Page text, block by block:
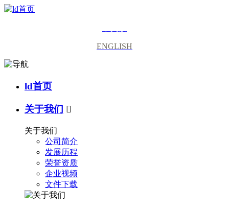
ENGLISH
ld首页
关于我们 
关于我们
公司简介
发展历程
荣誉资质
企业视频
文件下载